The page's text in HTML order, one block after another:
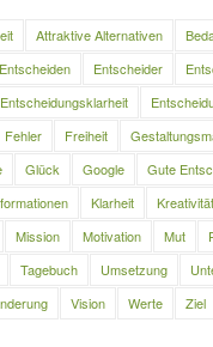
Attraktive Alternativen
Entscheiden Entscheider
Entscheidungsklarheit
Fehler Freiheit
Glück Google
Gute
Klarheit Kreativität
Mission Motivation Mut
Tagebuch Umsetzung
Vision Werte Ziel